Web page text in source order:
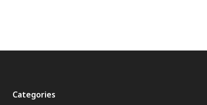
Categories